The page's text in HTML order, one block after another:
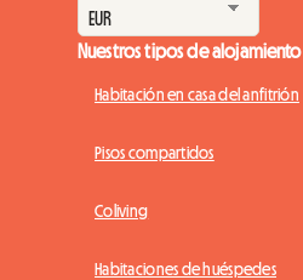
Nuestros tipos de alojamiento
Habitación en casa del anfitrión
Pisos compartidos
Coliving
Habitaciones de huéspedes